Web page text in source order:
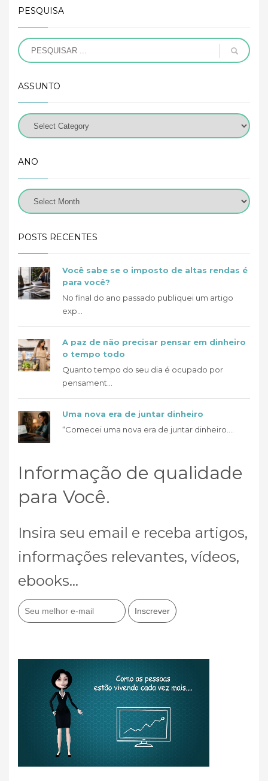
PESQUISA
ASSUNTO
ANO
POSTS RECENTES
Você sabe se o imposto de altas rendas é
para você?
No final do ano passado publiquei um artigo
exp...
A paz de não precisar pensar em dinheiro
o tempo todo
Quanto tempo do seu dia é ocupado por
pensament...
Uma nova era de juntar dinheiro
“Comecei uma nova era de juntar dinheiro....
Informação de qualidade
para Você.
Insira seu email e receba artigos,
informações relevantes, vídeos,
ebooks...